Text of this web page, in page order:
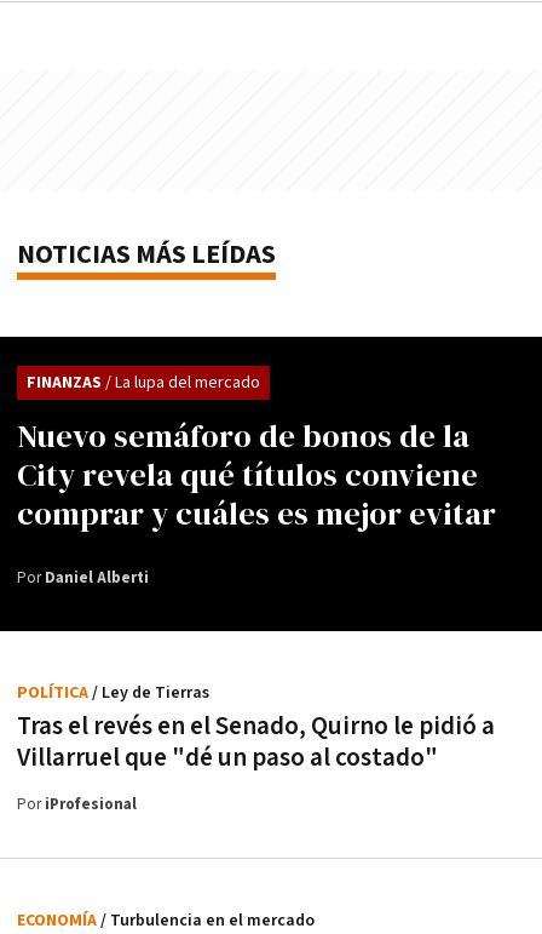
NOTICIAS MÁS LEÍDAS
Nuevo semáforo de bonos de la
City revela qué títulos conviene
comprar y cuáles es mejor evitar
FINANZAS / La lupa del mercado
PorDaniel Alberti
Tras el revés en el Senado, Quirno le pidió a
Villarruel que "dé un paso al costado"
POLÍTICA/ Ley de Tierras
PoriProfesional
ECONOMÍA/ Turbulencia en el mercado